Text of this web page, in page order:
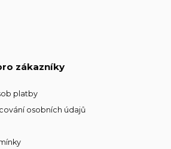
zákazníky
platby
osobních údajů